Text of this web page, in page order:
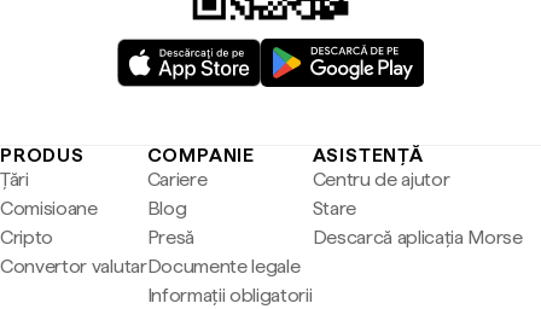
PRODUS
Țări
Comisioane
Cripto
Convertor valutar
COMPANIE
Cariere
Blog
Presă
Documente legale
Informații obligatorii
ASISTENȚĂ
Centru de ajutor
Stare
Descarcă aplicația Morse